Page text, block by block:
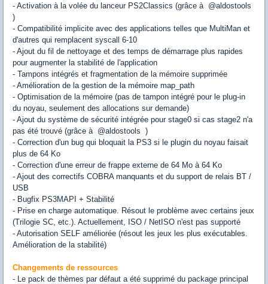
- Activation à la volée du lanceur PS2Classics (grâce à @aldostools
)
- Compatibilité implicite avec des applications telles que MultiMan et
d'autres qui remplacent syscall 6-10
- Ajout du fil de nettoyage et des temps de démarrage plus rapides
pour augmenter la stabilité de l'application
- Tampons intégrés et fragmentation de la mémoire supprimée
- Amélioration de la gestion de la mémoire map_path
- Optimisation de la mémoire (pas de tampon intégré pour le plug-in
du noyau, seulement des allocations sur demande)
- Ajout du système de sécurité intégrée pour stage0 si cas stage2 n'a
pas été trouvé (grâce à @aldostools )
- Correction d'un bug qui bloquait la PS3 si le plugin du noyau faisait
plus de 64 Ko
- Correction d'une erreur de frappe externe de 64 Mo à 64 Ko
- Ajout des correctifs COBRA manquants et du support de relais BT /
USB
- Bugfix PS3MAPI + Stabilité
- Prise en charge automatique. Résout le problème avec certains jeux
(Trilogie SC, etc.). Actuellement, ISO / NetISO n'est pas supporté
- Autorisation SELF améliorée (résout les jeux les plus exécutables.
Amélioration de la stabilité)
Changements de ressources
- Le pack de thèmes par défaut a été supprimé du package principal